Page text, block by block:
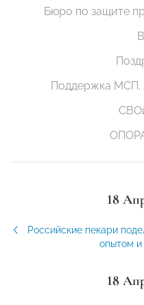
Бюро по защите
Поддержка МСП.
18
Российские пекари
опытом и
18